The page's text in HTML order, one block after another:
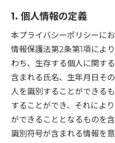
1. 個人情報の定義
本プライバシーポリシーに
情報保護法第2条第1項によ
わち、生存する個人に関す
含まれる氏名、生年月日そ
人を識別することができる
することができ、それによ
ができることとなるものを
識別符号が含まれる情報を